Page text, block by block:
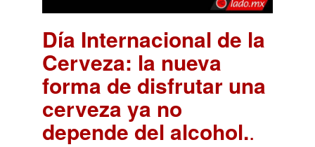
Día Internacional de la
Cerveza: la nueva
forma de disfrutar una
cerveza ya no
depende del alcohol..